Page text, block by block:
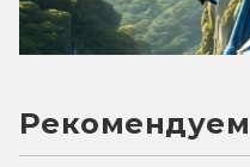
Рекомендуем